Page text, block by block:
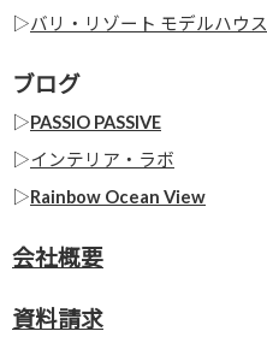
▷バリ・リゾート モデルハウス
ブログ
▷PASSIO PASSIVE
▷インテリア・ラボ
▷Rainbow Ocean View
会社概要
資料請求